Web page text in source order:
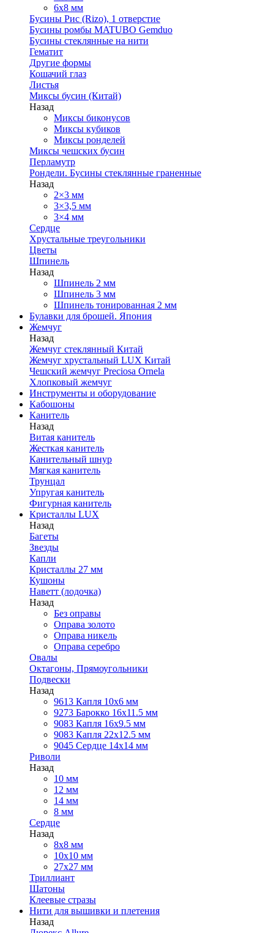
6x8 мм
Бусины Рис (Rizo), 1 отверстие
Бусины ромбы MATUBO Gemduo
Бусины стеклянные на нити
Гематит
Другие формы
Кошачий глаз
Листья
Миксы бусин (Китай)
Назад
Миксы биконусов
Миксы кубиков
Миксы ронделей
Миксы чешских бусин
Перламутр
Рондели. Бусины стеклянные граненные
Назад
2×3 мм
3×3,5 мм
3×4 мм
Сердце
Хрустальные треугольники
Цветы
Шпинель
Назад
Шпинель 2 мм
Шпинель 3 мм
Шпинель тонированная 2 мм
Булавки для брошей. Япония
Жемчуг
Назад
Жемчуг стеклянный Китай
Жемчуг хрустальный LUX Китай
Чешский жемчуг Preciosa Ornela
Хлопковый жемчуг
Инструменты и оборудование
Кабошоны
Канитель
Назад
Витая канитель
Жесткая канитель
Канительный шнур
Мягкая канитель
Трунцал
Упругая канитель
Фигурная канитель
Кристаллы LUX
Назад
Багеты
Звезды
Капли
Кристаллы 27 мм
Кушоны
Наветт (лодочка)
Назад
Без оправы
Оправа золото
Оправа никель
Оправа серебро
Овалы
Октагоны, Прямоугольники
Подвески
Назад
9613 Капля 10х6 мм
9273 Барокко 16x11.5 мм
9083 Капля 16x9.5 мм
9083 Капля 22x12.5 мм
9045 Сердце 14х14 мм
Риволи
Назад
10 мм
12 мм
14 мм
8 мм
Сердце
Назад
8х8 мм
10х10 мм
27х27 мм
Триллиант
Шатоны
Клеевые стразы
Нити для вышивки и плетения
Назад